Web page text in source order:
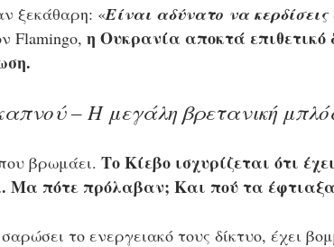
ξεκάθαρη: «Είναι αδύνατο να κερδίσεις
Flamingo, η Ουκρανία αποκτά επιθετικό
– Η μεγάλη βρετανική
βρωμάει. Το Κίεβο ισχυρίζεται ότι
Μα πότε πρόλαβαν; Και πού τα
το ενεργειακό τους δίκτυο, έχει